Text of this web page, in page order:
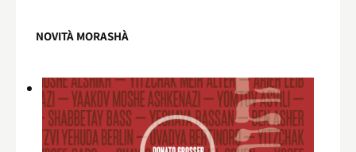
NOVITÀ MORASHÀ